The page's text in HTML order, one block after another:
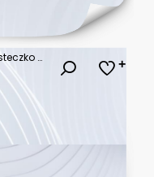
Santa Magdalena, klimatyczne miasteczko w dolinie, Dolomity, Alpy